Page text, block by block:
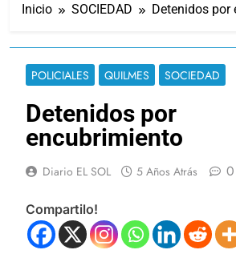
Inicio SOCIEDAD Detenidos por
POLICIALES QUILMES SOCIEDAD
Detenidos por
encubrimiento
Diario EL SOL 5 Años Atrás 0
Compartilo!